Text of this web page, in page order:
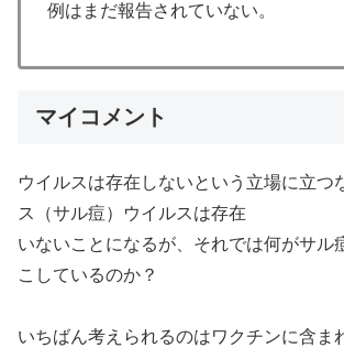
例はまだ報告されていない。
マイコメント
ウイルスは存在しないという立場に立つ
ス（サル痘）ウイルスは存在
いないことになるが、それでは何がサル
こしているのか？
いちばん考えられるのはワクチンに含ま